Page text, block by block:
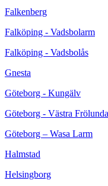
Falkenberg
Falköping - Vadsbolarm
Falköping - Vadsbolås
Gnesta
Göteborg - Kungälv
Göteborg - Västra Frölunda
Göteborg – Wasa Larm
Halmstad
Helsingborg